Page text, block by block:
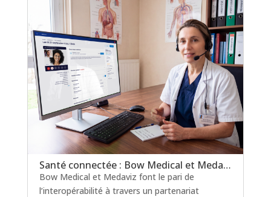
Santé connectée : Bow Medical et Medaviz scellent une alliance technologique
Bow Medical et Medaviz font le pari de
l’interopérabilité à travers un partenariat